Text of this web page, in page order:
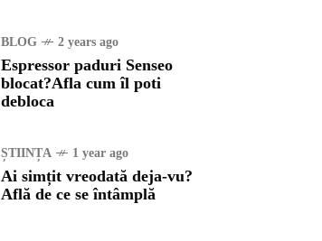
BLOG 2 years ago
Espressor paduri Senseo
blocat?Afla cum îl poti
debloca
ȘTIINȚA 1 year ago
Ai simțit vreodată deja-vu?
Află de ce se întâmplă